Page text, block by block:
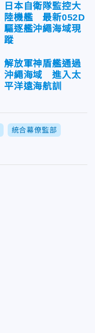
日本自衛隊監控大
陸機艦 最新052D
驅逐艦沖繩海域現
蹤
解放軍神盾艦通過
沖繩海域 進入太
平洋遠海航訓
統合幕僚監部